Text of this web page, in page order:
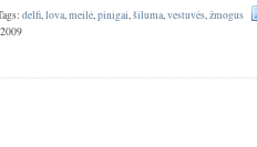
delfi,lova,meilė,pinigai,šiluma,vestuvės,žmogus